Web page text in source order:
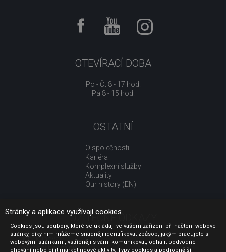
OTEVÍRACÍ DOBA
Po - Čt 8 - 17 hod.
Pá 8 - 15 hod.
OSTATNÍ
O společnosti
Kariéra
Komplexní služby
Aktuality
Our history (EN)
UŽITEČNÉ ODKAZY
Jak nakupovat
Obchodní podmínky
Stránky a aplikace využívají cookies.
Cookies jsou soubory, které se ukládají ve vašem zařízení při načtení webové
stránky, díky nim můžeme snadněji identifikovat způsob, jakým pracujete s
webovými stránkami, vstřícněji s vámi komunikovat, odhalit podvodné
chování nebo cílit marketingové aktivity. Typy cookies a podrobnější